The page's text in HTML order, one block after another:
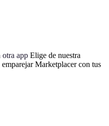
app Elige de nuestra
Marketplacer con tus